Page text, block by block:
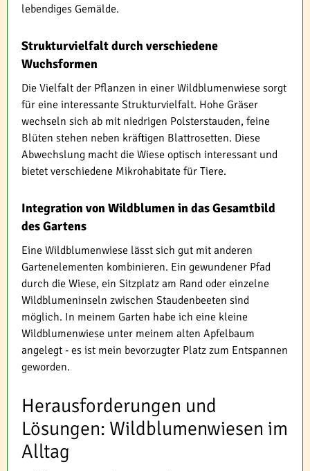
lebendiges Gemälde.
Strukturvielfalt durch verschiedene
Wuchsformen
Die Vielfalt der Pflanzen in einer Wildblumenwiese sorgt
für eine interessante Strukturvielfalt. Hohe Gräser
wechseln sich ab mit niedrigen Polsterstauden, feine
Blüten stehen neben kräftigen Blattrosetten. Diese
Abwechslung macht die Wiese optisch interessant und
bietet verschiedene Mikrohabitate für Tiere.
Integration von Wildblumen in das Gesamtbild
des Gartens
Eine Wildblumenwiese lässt sich gut mit anderen
Gartenelementen kombinieren. Ein gewundener Pfad
durch die Wiese, ein Sitzplatz am Rand oder einzelne
Wildblumeninseln zwischen Staudenbeeten sind
möglich. In meinem Garten habe ich eine kleine
Wildblumenwiese unter meinem alten Apfelbaum
angelegt - es ist mein bevorzugter Platz zum Entspannen
geworden.
Herausforderungen und
Lösungen: Wildblumenwiesen im
Alltag